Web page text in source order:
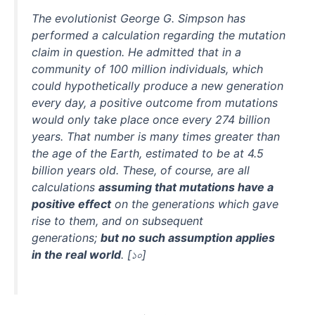
The evolutionist George G. Simpson has
performed a calculation regarding the mutation
claim in question. He admitted that in a
community of 100 million individuals, which
could hypothetically produce a new generation
every day, a positive outcome from mutations
would only take place once every 274 billion
years. That number is many times greater than
the age of the Earth, estimated to be at 4.5
billion years old. These, of course, are all
calculations assuming that mutations have a
positive effecton the generations which gave
rise to them, and on subsequent
generations; but no such assumption applies
in the real world. [১০]